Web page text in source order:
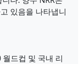
있음을 나타냅니
월드컵 및 국내 리